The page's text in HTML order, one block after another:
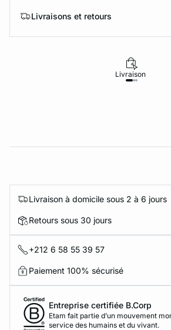
Livraisons et retours
Livraison
Livraison à domicile sous 2 à 6 jours
Retours sous 30 jours
+212 6 58 55 39 57
Paiement 100% sécurisé
Entreprise certifiée B.Corp
Etam fait partie d’un mouvement
service des humains et du vivant.